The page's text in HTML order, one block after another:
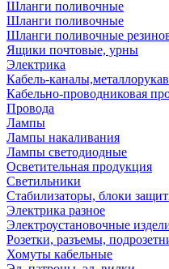
Шланги поливочные
Шланги поливочные
Шланги поливочные
Ящики почтовые, урны
Электрика
Кабель-
Кабельно-проводниковая
Провода
Лампы
Лампы накаливания
Лампы светодиодные
Осветительная продукция
Светильники
Стабилизаторы, блоки
Электрика разное
Электроустановочные
Розетки, разъемы,
Хомуты кабельные